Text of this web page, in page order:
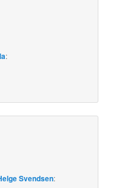
:
Svendsen: